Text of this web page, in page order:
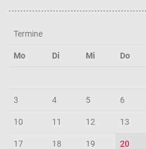
Termine
Mo Di Mi Do
3 4 5 6
10 11 12 13
17 18 19 20